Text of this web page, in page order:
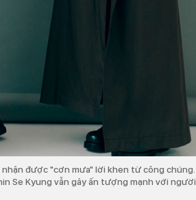
được "cơn mưa" lời khen từ công chúng.
Se Kyung vẫn gây ấn tượng mạnh với người